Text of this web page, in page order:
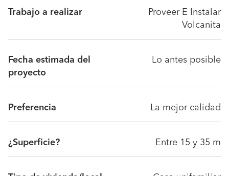
Trabajo a realizar
Proveer E Instalar
Volcanita
Fecha estimada del
proyecto
Lo antes posible
Preferencia La mejor calidad
¿Superficie? Entre 15 y 35 m